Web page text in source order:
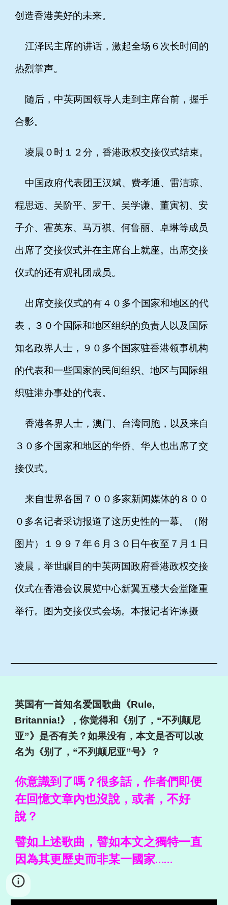
创造香港美好的未来。
江泽民主席的讲话，激起全场６次长时间的
热烈掌声。
随后，中英两国领导人走到主席台前，握手
合影。
凌晨０时１２分，香港政权交接仪式结束。
中国政府代表团王汉斌、费孝通、雷洁琼、
程思远、吴阶平、罗干、吴学谦、董寅初、安
子介、霍英东、马万祺、何鲁丽、卓琳等成员
出席了交接仪式并在主席台上就座。出席交接
仪式的还有观礼团成员。
出席交接仪式的有４０多个国家和地区的代
表，３０个国际和地区组织的负责人以及国际
知名政界人士，９０多个国家驻香港领事机构
的代表和一些国家的民间组织、地区与国际组
织驻港办事处的代表。
香港各界人士，澳门、台湾同胞，以及来自
３０多个国家和地区的华侨、华人也出席了交
接仪式。
来自世界各国７００多家新闻媒体的８００
０多名记者采访报道了这历史性的一幕。（附
图片）１９９７年６月３０日午夜至７月１日
凌晨，举世瞩目的中英两国政府香港政权交接
仪式在香港会议展览中心新翼五楼大会堂隆重
举行。图为交接仪式会场。本报记者许涿摄
英国有一首知名爱国歌曲《Rule,
Britannia!》，你觉得和《别了，“不列颠尼
亚”》是否有关？如果没有，本文是否可以改
名为《别了，“不列颠尼亚”号》？
你意識到了嗎？很多話，作者們即便
在回憶文章內也沒說，或者，不好
說？
譬如上述歌曲，譬如本文之獨特一直
因為其更歷史而非某一國家……